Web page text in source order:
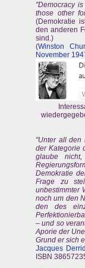
"Democracy
those other
(Demokratie
den anderen
sind.)
(Winston
November
"Unter all den
der Kategorie
glaube
Demokratie
Frage zu
unbestimmter
noch um den
den des
– und so
Aporie der
Grund er sich
Jacques
ISBN